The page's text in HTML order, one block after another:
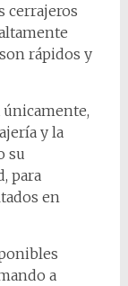
cerrajeros
rápidos y
y la
su
para
en
a